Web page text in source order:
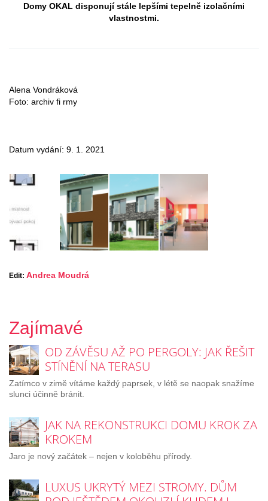
Domy OKAL disponují stále lepšími tepelně izolačními
vlastnostmi.
Alena Vondráková
Foto: archiv fi rmy
Datum vydání: 9. 1. 2021
Edit: Andrea Moudrá
Zajímavé
OD ZÁVĚSU AŽ PO PERGOLY: JAK ŘEŠIT
STÍNĚNÍ NA TERASU
Zatímco v zimě vítáme každý paprsek, v létě se naopak snažíme
slunci účinně bránit.
JAK NA REKONSTRUKCI DOMU KROK ZA
KROKEM
Jaro je nový začátek – nejen v koloběhu přírody.
LUXUS UKRYTÝ MEZI STROMY. DŮM